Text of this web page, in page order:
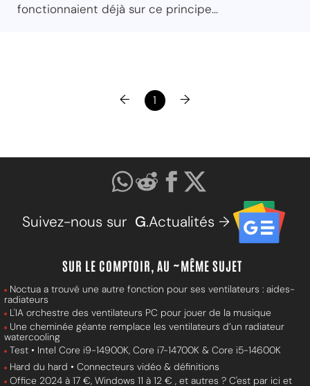
fonctionnaient déjà sur ce principe...
← 1 →
Suivez-nous sur G.Actualités →
SUR LE COMPTOIR, AU ~MÊME SUJET
Noctua a trouvé une autre fonction pour ses ventilateurs : aides-
radiateurs
L'IA orchestre des ventilateurs PC pour jouer de la musique
Une cheminée géante remplace les ventilateurs d’un radiateur
watercooling
Test • Intel Core i9-14900K, Core i7-14700K & Core i5-14600K
Hard du hard • Connecteurs vidéo & définitions
Office 2024 à 17 €, Windows 11 à 12 € , et autres ? C'est par ici et